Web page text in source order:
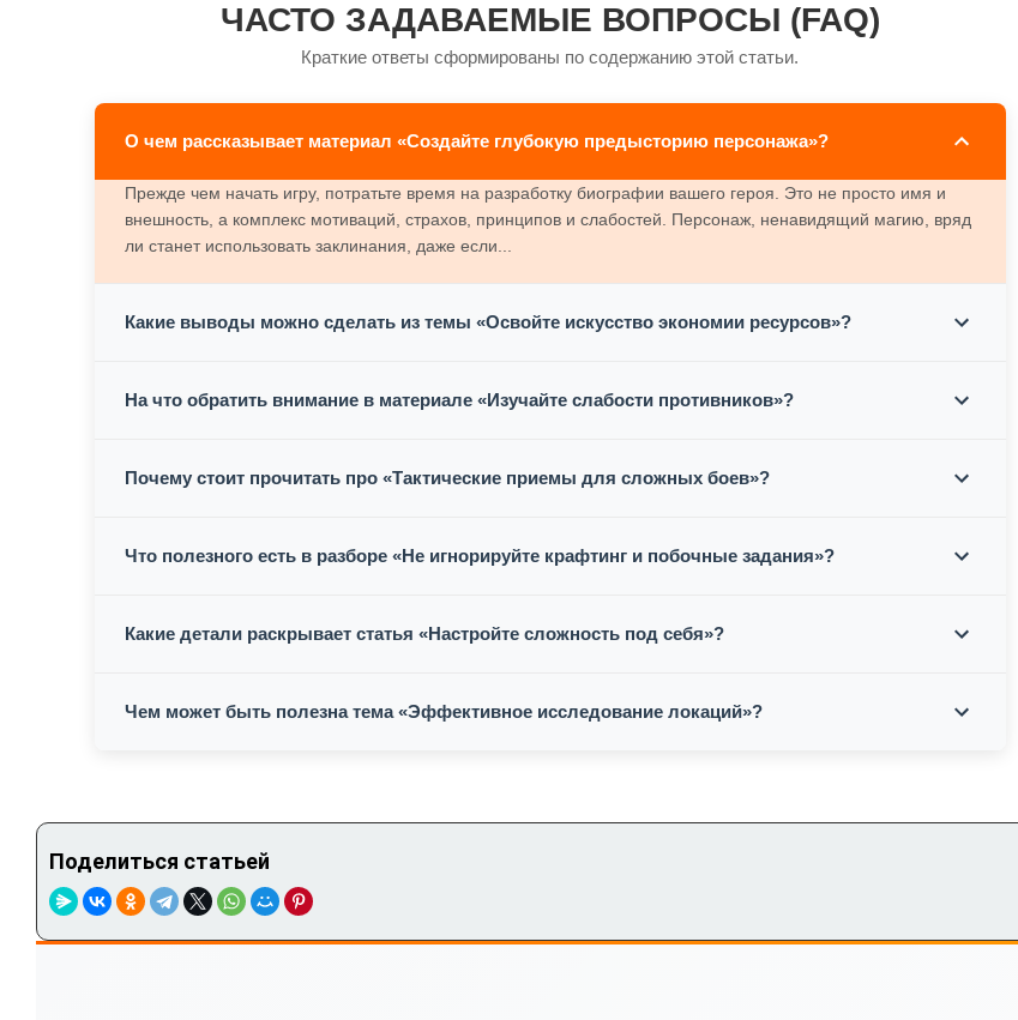
ЧАСТО ЗАДАВАЕМЫЕ ВОПРОСЫ (FAQ)
Краткие ответы сформированы по содержанию этой статьи.
О чем рассказывает материал «Создайте глубокую предысторию персонажа»?
Прежде чем начать игру, потратьте время на разработку биографии вашего героя. Это не просто имя и
внешность, а комплекс мотиваций, страхов, принципов и слабостей. Персонаж, ненавидящий магию, вряд
ли станет использовать заклинания, даже если...
Какие выводы можно сделать из темы «Освойте искусство экономии ресурсов»?
На что обратить внимание в материале «Изучайте слабости противников»?
Почему стоит прочитать про «Тактические приемы для сложных боев»?
Что полезного есть в разборе «Не игнорируйте крафтинг и побочные задания»?
Какие детали раскрывает статья «Настройте сложность под себя»?
Чем может быть полезна тема «Эффективное исследование локаций»?
Поделиться статьей